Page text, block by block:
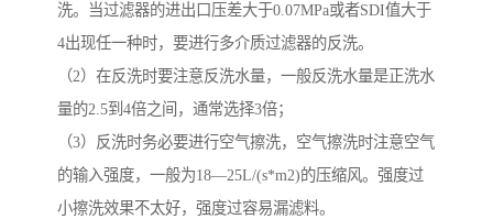
洗。当过滤器的进出口压差大于0.07MPa或者SDI值大于
4出现任一种时，要进行多介质过滤器的反洗。
（2）在反洗时要注意反洗水量，一般反洗水量是正洗水
量的2.5到4倍之间，通常选择3倍；
（3）反洗时务必要进行空气擦洗，空气擦洗时注意空气
的输入强度，一般为18—25L/(s*m2)的压缩风。强度过
小擦洗效果不太好，强度过容易漏滤料。